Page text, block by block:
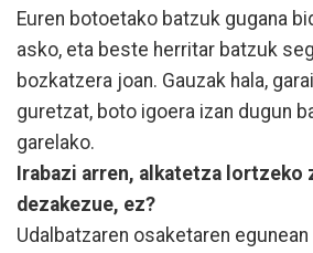
Euren botoetako batzuk gugana
asko, eta beste herritar batzuk
bozkatzera joan. Gauzak hala,
guretzat, boto igoera izan dugun
garelako.
Irabazi arren, alkatetza lortzeko
dezakezue, ez?
Udalbatzaren osaketaren